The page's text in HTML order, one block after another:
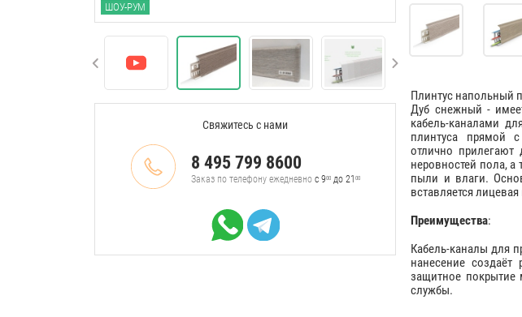
ШОУ-РУМ
Свяжитесь с нами
8 495 799 8600
Заказ по телефону ежедневно с 900до 21 00
Плинтус напольный
Дуб снежный -
кабель-каналами
плинтуса прямой
отлично
неровностей пола,
пыли и влаги.
вставляется
Преимущества:
Кабель-каналы для
нанесение создаёт
защитное покрытие
службы.